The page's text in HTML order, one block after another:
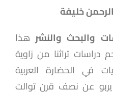
خليفة
والبحث والنشرهذا
تراثنا من زاوية
في الحضارة العربية
يربو عن نصف قرن توالت